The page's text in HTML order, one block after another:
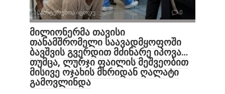
საინტერესოა იცოდე 0
მილიონერმა თავისი
თანამშრომელი საავადმყოფოში
ბავშვის გვერდით მძინარე იპოვა…
თუმცა, ლურჯი ფაილის მეშვეობით
მისივე ოჯახის მხრიდან ღალატი
გამოვლინდა